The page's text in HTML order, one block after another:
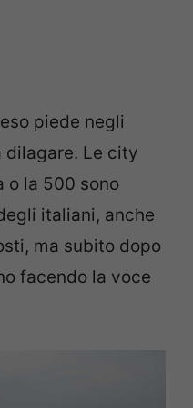
piede negli
dilagare. Le city
o la 500 sono
italiani, anche
ma subito dopo
facendo la voce